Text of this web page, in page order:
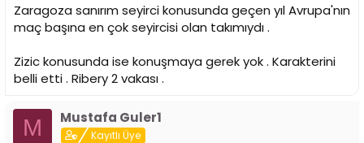
Zaragoza sanırım seyirci konusunda geçen yıl Avrupa'nın
maç başına en çok seyircisi olan takımıydı .
Zizic konusunda ise konuşmaya gerek yok . Karakterini
belli etti . Ribery 2 vakası .
M Mustafa Guler1
Kayıtlı Üye